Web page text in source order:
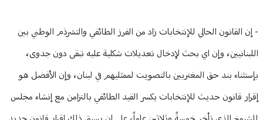
- ⁠إن القانون الحالي للإنتخابات زاد من الفرز الطائفي والتشرذم الوطني بين
اللبنانيين، وإن اي بحث لإدخال تعديلات شكلية عليه تبقى دون جدوى،
بإستثناء بند حق المغتربين بالتصويت لممثليهم في لبنان، وإن الأفضل هو
إقرار قانون حديث للإنتخابات يكسر القيد الطائفي بالتزامن مع إنشاء مجلس